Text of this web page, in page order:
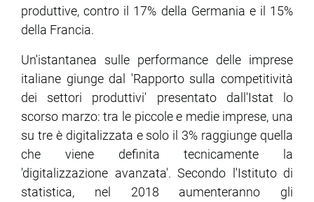
produttive, contro il 17% della Germania e il 15%
della Francia.
Un'istantanea sulle performance delle imprese
italiane giunge dal 'Rapporto sulla competitività
dei settori produttivi' presentato dall'Istat lo
scorso marzo: tra le piccole e medie imprese, una
su tre è digitalizzata e solo il 3% raggiunge quella
che viene definita tecnicamente la
'digitalizzazione avanzata'. Secondo l'Istituto di
statistica, nel 2018 aumenteranno gli